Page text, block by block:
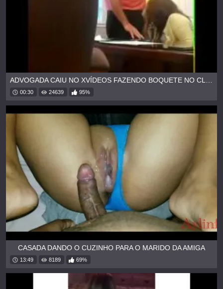
00:30 24639 95%
CASADA DANDO O CUZINHO PARA O MARIDO DA AMIGA
13:49 8189 69%